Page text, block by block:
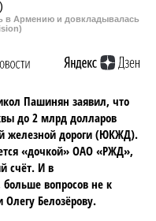
в Армению и довкладывалась
Пашинян заявил, что
до 2 млрд долларов
железной дороги (ЮКЖД).
«дочкой» ОАО «РЖД»,
счёт. И в
вопросов не к
Олегу Белозёрову.